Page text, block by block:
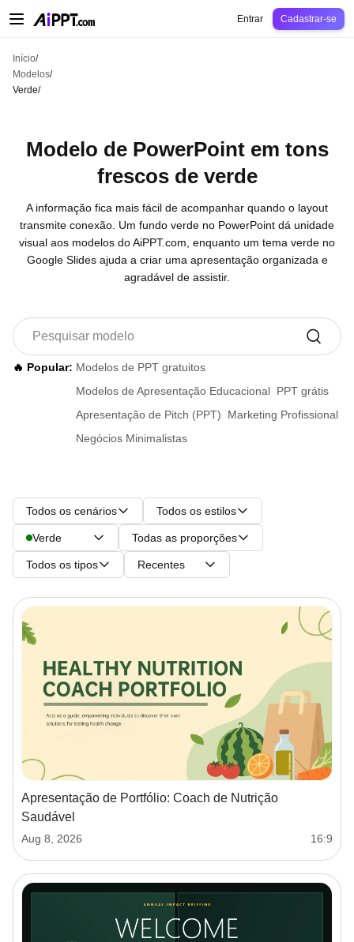
Educação
Entrar Cadastrar-se
Início/
Modelos/
Verde/
Modelo de PowerPoint em tons
frescos de verde
A informação fica mais fácil de acompanhar quando o layout
transmite conexão. Um fundo verde no PowerPoint dá unidade
visual aos modelos do AiPPT.com, enquanto um tema verde no
Google Slides ajuda a criar uma apresentação organizada e
agradável de assistir.
🔥 Popular: Modelos de PPT gratuitos
Modelos de Apresentação Educacional PPT grátis
Apresentação de Pitch (PPT)
Marketing Profissional
Negócios Minimalistas
Todos os cenários Todos os estilos
Verde Todas as proporções
Todos os tipos Recentes
Apresentação de Portfólio: Coach de Nutrição
Saudável
Aug 8, 2026 16:9